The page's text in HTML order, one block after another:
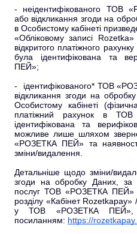
- неідентифікованого ТОВ
або відкликання згоди на
в Особистому кабінеті
«Обліковому записі
відкритого платіжного
була ідентифікована та
ПЕЙ»;
- ідентифікованого* ТОВ
відкликання згоди на
Особистому кабінеті
платіжний рахунок в
ідентифікована та
можливе лише шляхом
«РОЗЕТКА ПЕЙ» та
зміни/видалення.
Детальніше щодо зміни/
згоди на обробку Даних, за
послуг ТОВ «РОЗЕТКА ПЕЙ»
розділу «Кабінет
у ТОВ «РОЗЕТКА ПЕЙ»,
посиланням: https://